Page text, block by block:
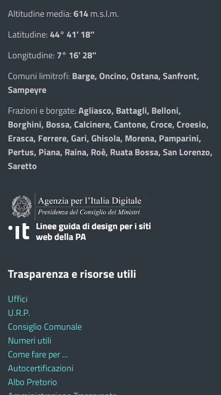
Altitudine media:614m.s.l.m.
Latitudine:44° 41' 18''
Longitudine: 7° 16' 28''
Comuni limitrofi: Barge, Oncino, Ostana, Sanfront,
Sampeyre
Frazioni e borgate:Agliasco, Battagli, Belloni,
Borghini, Bossa, Calcinere, Cantone, Croce, Croesio,
Erasca, Ferrere, Gari, Ghisola, Morena, Pamparini,
Pertus, Piana, Raina, Roè, Ruata Bossa, San Lorenzo,
Saretto
Trasparenza e risorse utili
Uffici
U.R.P.
Consiglio Comunale
Numeri utili
Come fare per ...
Autocertificazioni
Albo Pretorio